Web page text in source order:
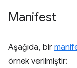
Manifest
Aşağıda, bir
örnek verilmiştir: